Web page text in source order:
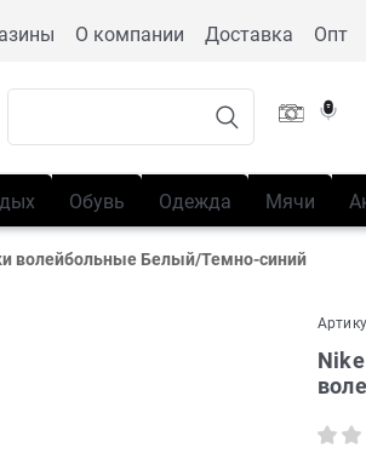
О компании Доставка Опт
Обувь Одежда Мячи
волейбольные Белый/Темно-синий